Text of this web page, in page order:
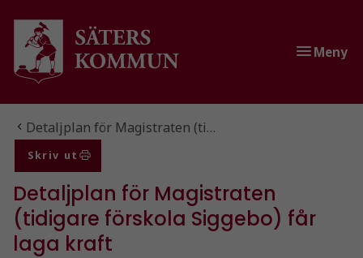
Gå till innehåll
Gå till huvudmeny
Meny
Du är här:
Detaljplan för Magistraten (ti…
Skriv ut
Detaljplan för Magistraten
(tidigare förskola Siggebo) får
laga kraft